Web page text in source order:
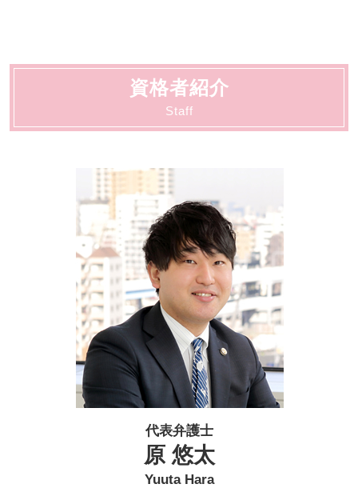
自己破産 携帯
不当解雇 慰謝料
交通事故 弁護士 メリット
交通事故 治療費 過失割合
交通事故 慰謝料 弁護士基準
刑事事件 調書判決
刑事事件 とは
刑事事件 時効
刑事事件 行政処分
刑事事件 着手金
刑事事件 不起訴 民事
刑事事件 不起訴
法人破産 大田区
顧問 大田区
法人破産 川崎市
刑事 大田区
交通事故 大田区
動物病院向け各種サービス 大田区
債務整理 大田区
動物病院向け各種サービス 川崎市
契約書サポート 川崎市
資格者紹介
Staff
代表弁護士
原 悠太
Yuuta Hara